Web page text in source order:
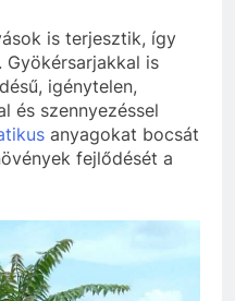
is terjesztik, így
is
igénytelen,
és szennyezéssel
anyagokat bocsát
fejlődését a